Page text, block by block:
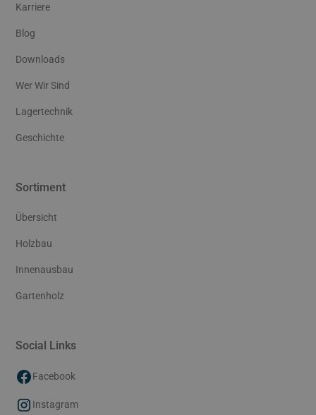
Karriere
Blog
Downloads
Wer Wir Sind
Lagertechnik
Geschichte
Sortiment
Übersicht
Holzbau
Innenausbau
Gartenholz
Social Links
Facebook
Instagram